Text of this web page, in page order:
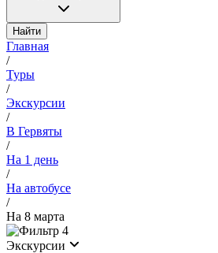
Найти
Главная
/
Туры
/
Экскурсии
/
В Гервяты
/
На 1 день
/
На автобусе
/
На 8 марта
4
Экскурсии